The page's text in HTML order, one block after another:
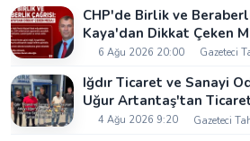
CHP'de Birlik ve
Kaya'dan Dikkat Çeken
6 Ağu 2026 20:00 Gazeteci
Iğdır Ticaret ve Sanayi
Uğur Artantaş'tan
Eleştiri: "Nakliyeci
4 Ağu 2026 9:20 Gazeteci